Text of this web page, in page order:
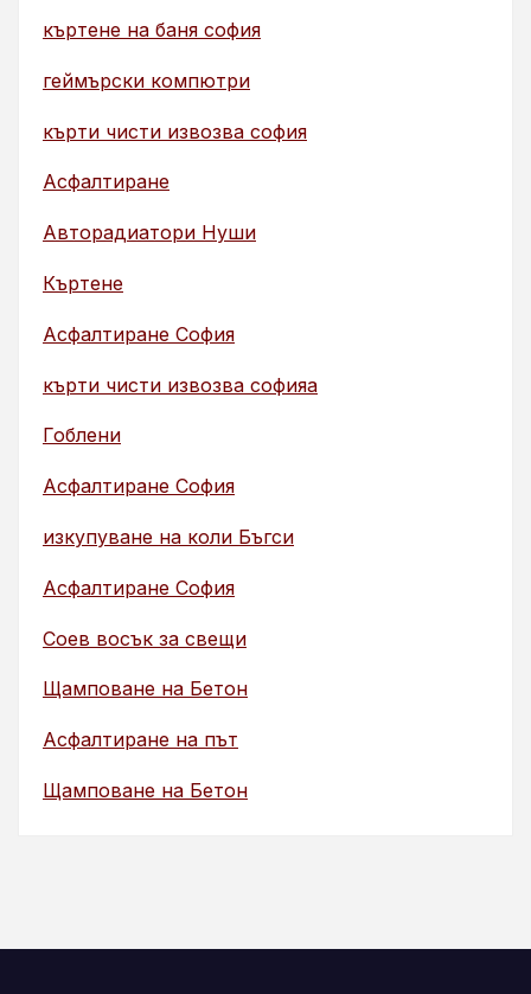
къртене на баня софия
геймърски компютри
кърти чисти извозва софия
Асфалтиране
Авторадиатори Нуши
Къртене
Асфалтиране София
кърти чисти извозва софияа
Гоблени
Асфалтиране София
изкупуване на коли Бъгси
Асфалтиране София
Соев восък за свещи
Щамповане на Бетон
Асфалтиране на път
Щамповане на Бетон